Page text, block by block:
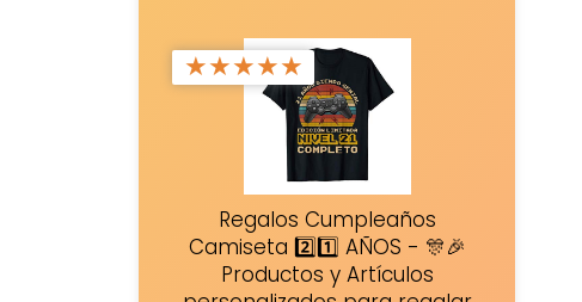
★★★★★
Regalos Cumpleaños
Camiseta 2️⃣1️⃣ AÑOS - 🎊🎉
Productos y Artículos